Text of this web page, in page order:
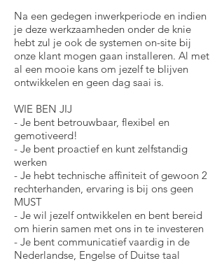
Na een gedegen inwerkperiode en indien
je deze werkzaamheden onder de knie
hebt zul je ook de systemen on-site bij
onze klant mogen gaan installeren. Al met
al een mooie kans om jezelf te blijven
ontwikkelen en geen dag saai is.
WIE BEN JIJ
- Je bent betrouwbaar, flexibel en
gemotiveerd!
- Je bent proactief en kunt zelfstandig
werken
- Je hebt technische affiniteit of gewoon 2
rechterhanden, ervaring is bij ons geen
MUST
- Je wil jezelf ontwikkelen en bent bereid
om hierin samen met ons in te investeren
- Je bent communicatief vaardig in de
Nederlandse, Engelse of Duitse taal